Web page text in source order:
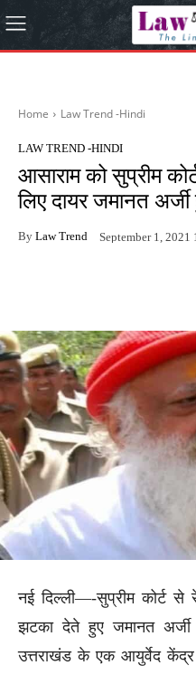
Home Law Trend -Hindi
LAW TREND -HINDI
आसाराम को सुप्रीम
लिए दायर जमानत
By Law Trend September 1, 2021
नई दिल्ली—-सुप्रीम कोर्ट
झटका देते हुए जमानत
उत्तराखंड के एक आयुर्वेद